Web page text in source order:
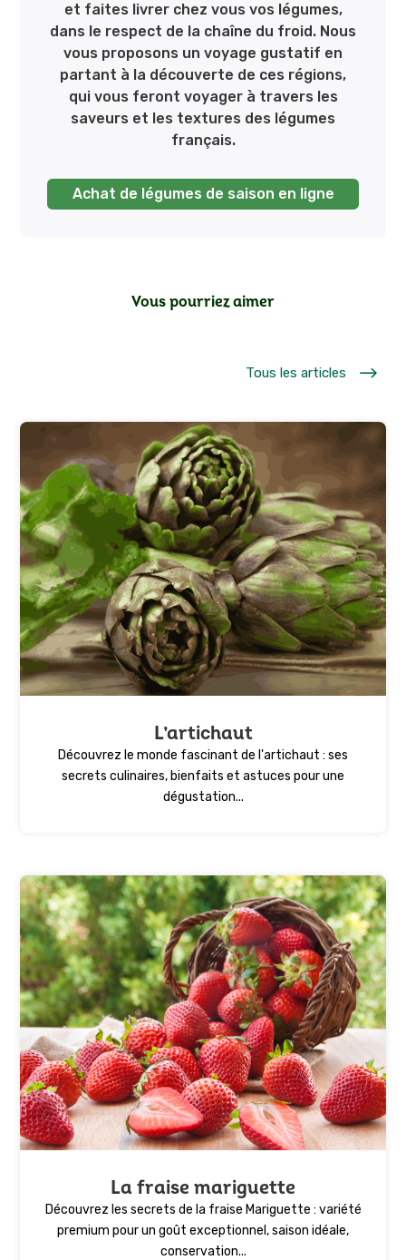
et faites livrer chez vous vos légumes,
dans le respect de la chaîne du froid. Nous
vous proposons un voyage gustatif en
partant à la découverte de ces régions,
qui vous feront voyager à travers les
saveurs et les textures des légumes
français.
Achat de légumes de saison en ligne
Vous pourriez aimer
$
Tous les articles
L’artichaut
Découvrez le monde fascinant de l'artichaut : ses
secrets culinaires, bienfaits et astuces pour une
dégustation...
La fraise mariguette
Découvrez les secrets de la fraise Mariguette : variété
premium pour un goût exceptionnel, saison idéale,
conservation...